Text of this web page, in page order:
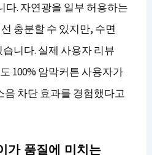
다. 자연광을 일부 허용하는
충분할 수 있지만, 수면
니다. 실제 사용자 리뷰
100% 암막커튼 사용자가
음 차단 효과를 경험했다고
가 품질에 미치는